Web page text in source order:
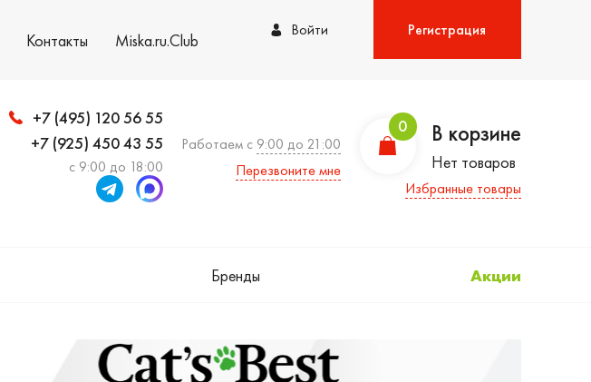
Контакты Miska.ru.Club Войти Регистрация
+7 (495) 120 56 55
+7 (925) 450 43 55
с 9:00 до 18:00
Работаем с 9:00 до 21:00
Перезвоните мне
0 В корзине
Нет товаров
Избранные товары
Бренды Акции